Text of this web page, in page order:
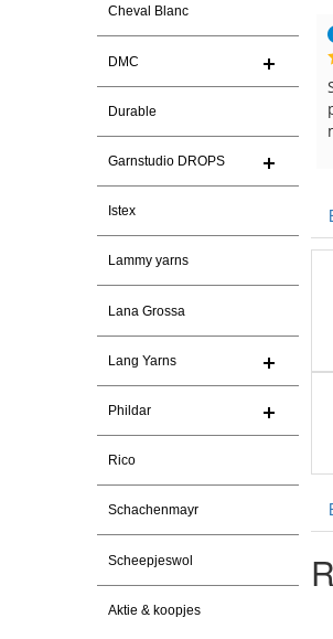
Cheval Blanc
DMC
Durable
Garnstudio DROPS
Istex
Lammy yarns
Lana Grossa
Lang Yarns
Phildar
Rico
Schachenmayr
Scheepjeswol
Aktie & koopjes
23-7-2026
Magnolia Ranch
Snelle levering en een keurig
pakket Ga er weer leuke pakket van